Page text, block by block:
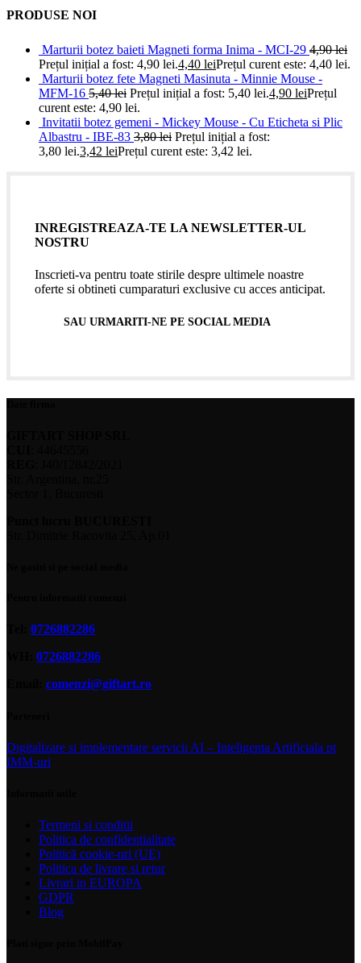
PRODUSE NOI
Marturii botez baieti Magneti forma Inima - MCI-29 4,90lei
Prețul inițial a fost: 4,90 lei.4,40 leiPrețul curent este: 4,40 lei.
Marturii botez fete Magneti Masinuta - Minnie Mouse -
MFM-16 5,40lei Prețul inițial a fost: 5,40 lei.4,90 leiPrețul
curent este: 4,90 lei.
Invitatii botez gemeni - Mickey Mouse - Cu Eticheta si Plic
Albastru - IBE-83 3,80lei Prețul inițial a fost:
3,80 lei.3,42 leiPrețul curent este: 3,42 lei.
INREGISTREAZA-TE LA NEWSLETTER-UL
NOSTRU
Inscrieti-va pentru toate stirile despre ultimele noastre
oferte si obtineti cumparaturi exclusive cu acces anticipat.
SAU URMARITI-NE PE SOCIAL MEDIA
0726882286
0726882286
comenzi@giftart.ro
Digitalizare si implementare servicii AI – Inteligenta Artificiala pt
IMM-uri
Termeni si conditii
Politica de confidentialitate
Politică cookie-uri (UE)
Politica de livrare si retur
Livrari in EUROPA
GDPR
Blog